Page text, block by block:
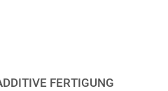
FERTIGUNG